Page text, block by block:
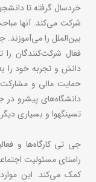
خردسال گرفته تا
شرکت می‌کند. آنها
بین‌الملل را
فعال شرکت‌کنندگان
دانش و تجربه خود را
حمایت مالی و
دانشگاه‌های پیشرو در
تسینگهوا و بسیاری
جی تی کارگاه‌ها و
راستای مسئولیت
کمک می‌کند. این